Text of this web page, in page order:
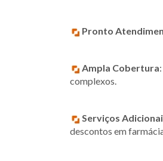
Pronto
Ampla Cobertura
complexos.
Serviços
descontos em